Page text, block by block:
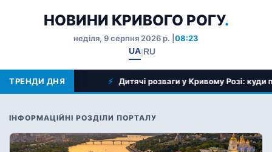
НОВИНИ КРИВОГО РОГУ.
неділя, 9 серпня 2026 р. | 08:23
UA|RU
ТРЕНДИ ДНЯ
Дитячі розваги у Кривому Розі: куди піти з дитиною у 2026 році
ІНФОРМАЦІЙНІ РОЗДІЛИ ПОРТАЛУ